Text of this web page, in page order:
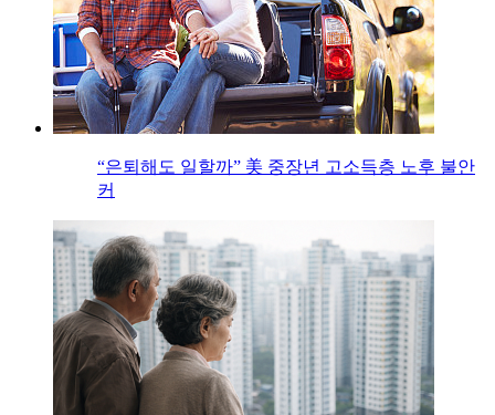
“은퇴해도 일할까” 美 중장년 고소득층 노후 불안
커